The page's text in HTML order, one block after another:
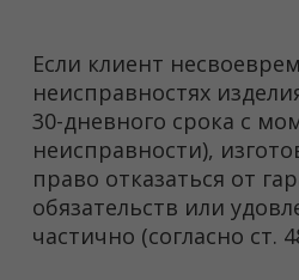
Если клиент
неисправностях
30-дневного срока с
неисправности),
право отказаться от
обязательств или
частично (согласно ст.